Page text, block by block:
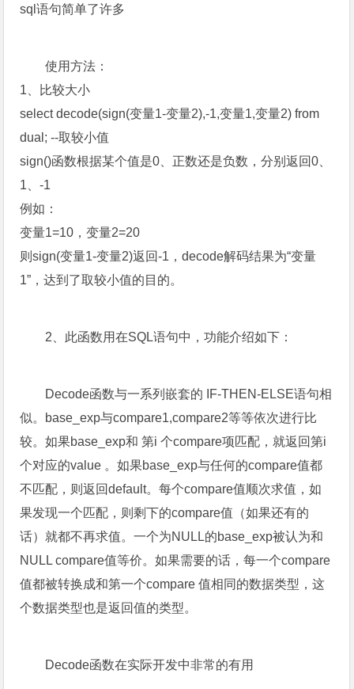
sql语句简单了许多
使用方法：
1、比较大小
select decode(sign(变量1-变量2),-1,变量1,变量2) from
dual; --取较小值
sign()函数根据某个值是0、正数还是负数，分别返回0、
1、-1
例如：
变量1=10，变量2=20
则sign(变量1-变量2)返回-1，decode解码结果为“变量
1”，达到了取较小值的目的。
2、此函数用在SQL语句中，功能介绍如下：
Decode函数与一系列嵌套的 IF-THEN-ELSE语句相
似。base_exp与compare1,compare2等等依次进行比
较。如果base_exp和 第i 个compare项匹配，就返回第i
个对应的value 。如果base_exp与任何的compare值都
不匹配，则返回default。每个compare值顺次求值，如
果发现一个匹配，则剩下的compare值（如果还有的
话）就都不再求值。一个为NULL的base_exp被认为和
NULL compare值等价。如果需要的话，每一个compare
值都被转换成和第一个compare 值相同的数据类型，这
个数据类型也是返回值的类型。
Decode函数在实际开发中非常的有用